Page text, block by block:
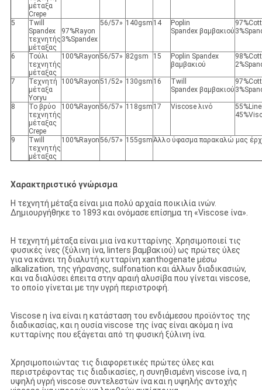
μέταξα
Crepe
5
Twill
Spandex
τεχνητής
μέταξας
97%Rayon
3%Spandex
56/57» 140gsm 14
Poplin
Spandex βαμβακιού
6
Τούλι
τεχνητής
μέταξας
100%Rayon56/57» 82gsm 15
Poplin Spandex
βαμβακιού
7
Τεχνητή
μέταξα
Yoryu
100%Rayon51/52» 130gsm 16
Twill
Spandex βαμβακιού
8
Το βρύο
τεχνητής
μέταξας
Crepe
100%Rayon56/57» 118gsm 17 Viscose λινό
9
Twill
τεχνητής
μέταξας
100%Rayon56/57» 155gsmΆλλο ύφασμα παρακαλώ μας
Χαρακτηριστικό γνώρισμα
Η τεχνητή μέταξα είναι μια πολύ αρχαία ποικιλία ινών.
Δημιουργήθηκε το 1893 και ονόμασε επίσημα τη «Viscose ίνα».
Η τεχνητή μέταξα είναι μια ίνα κυτταρίνης. Χρησιμοποιεί τις
φυσικές ίνες (ξύλινη ίνα, linters βαμβακιού) ως πρώτες ύλες
για να κάνει τη διαλυτή κυτταρίνη xanthogenate μέσω
alkalization, της γήρανσης, sulfonation και άλλων διαδικασιών,
και να διαλύσει έπειτα στην αραιή αλυσίβα που γίνεται viscose,
το οποίο γίνεται με την υγρή περιστροφή.
Viscose η ίνα είναι η κατάσταση του ενδιάμεσου προϊόντος της
διαδικασίας, και η ουσία viscose της ίνας είναι ακόμα η ίνα
κυτταρίνης που εξάγεται από τη φυσική ξύλινη ίνα.
Χρησιμοποιώντας τις διαφορετικές πρώτες ύλες και
περιστρέφοντας τις διαδικασίες, η συνηθισμένη viscose ίνα, η
υψηλή υγρή viscose συντελεστών ίνα και η υψηλής αντοχής